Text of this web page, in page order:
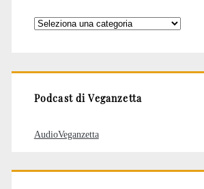
Categorie
Podcast di Veganzetta
AudioVeganzetta